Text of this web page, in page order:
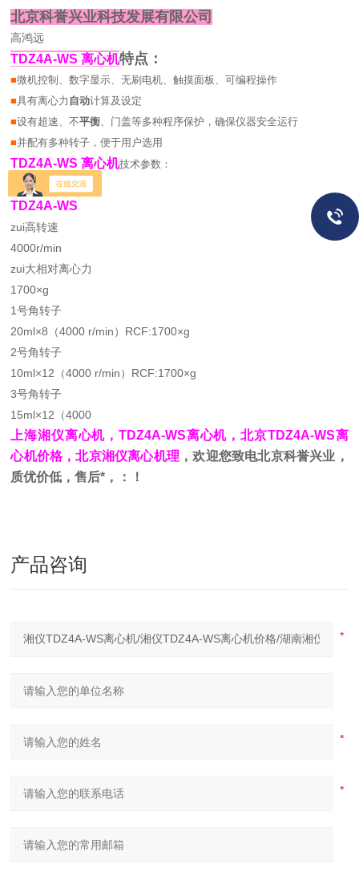
北京科誉兴业科技发展有限公司
高鸿远
TDZ4A-WS 离心机特点：
■微机控制、数字显示、无刷电机、触摸面板、可编程操作
■具有离心力 自动计算及设定
■设有超速、不平衡、门盖等多种程序保护，确保仪器安全运行
■并配有多种转子，便于用户选用
TDZ4A-WS 离心机技术参数：
型号
TDZ4A-WS
zui高转速
4000r/min
zui大相对离心力
1700×g
1号角转子
20ml×8（4000 r/min）RCF:1700×g
2号角转子
10ml×12（4000 r/min）RCF:1700×g
3号角转子
15ml×12（4000
上海湘仪离心机，TDZ4A-WS离心机，北京TDZ4A-WS离
心机价格，北京湘仪离心机理 ，欢迎您致电北京科誉兴业，
质优价低，售后*，：！
产品咨询